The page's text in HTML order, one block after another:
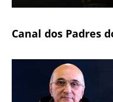
Canal dos Padres